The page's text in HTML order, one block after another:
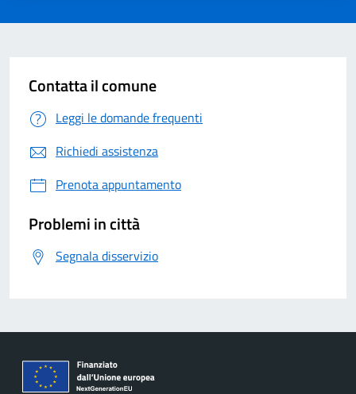
Contatta il comune
Leggi le domande frequenti
Richiedi assistenza
Prenota appuntamento
Problemi in città
Segnala disservizio